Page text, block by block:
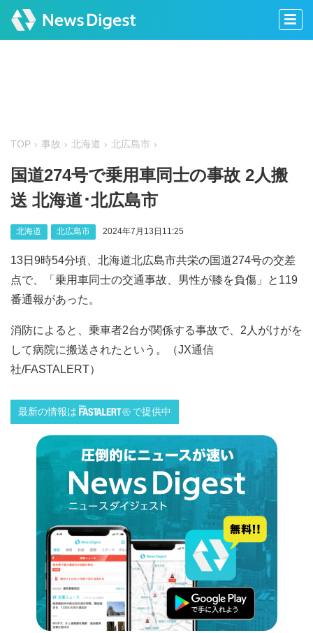
TOP 事故 北海道 北広島市
国道274号で乗用車同士の事故 2人搬
送 北海道･北広島市
北海道 北広島市 2024年7月13日11:25
13日9時54分頃、北海道北広島市共栄の国道274号の交差
点で、「乗用車同士の交通事故、男性が膝を負傷」と119
番通報があった。
消防によると、乗車者2台が関係する事故で、2人がけがを
して病院に搬送されたという。（JX通信
社/FASTALERT）
最新の情報は で提供中